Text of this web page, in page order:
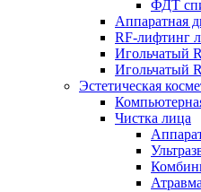
ФДТ
Аппаратная
RF-лифтинг
Игольчатый
Игольчатый
Эстетическая
Чистка лица